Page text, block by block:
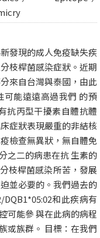
發現的成人免疫缺失疾
枝桿菌感染症狀。近期
來自台灣與泰國，由此
能遠遠高過我們 的預
抗丙型干擾素自體抗體
症狀表現嚴重的非結核
檢查無異狀，無自體免
之二的病患在抗 生素的
枝桿菌感染所苦，發展
並必要的。我們過去的
和此疾病有
可能參 與在此病的病程
或族群。 目標：在我們